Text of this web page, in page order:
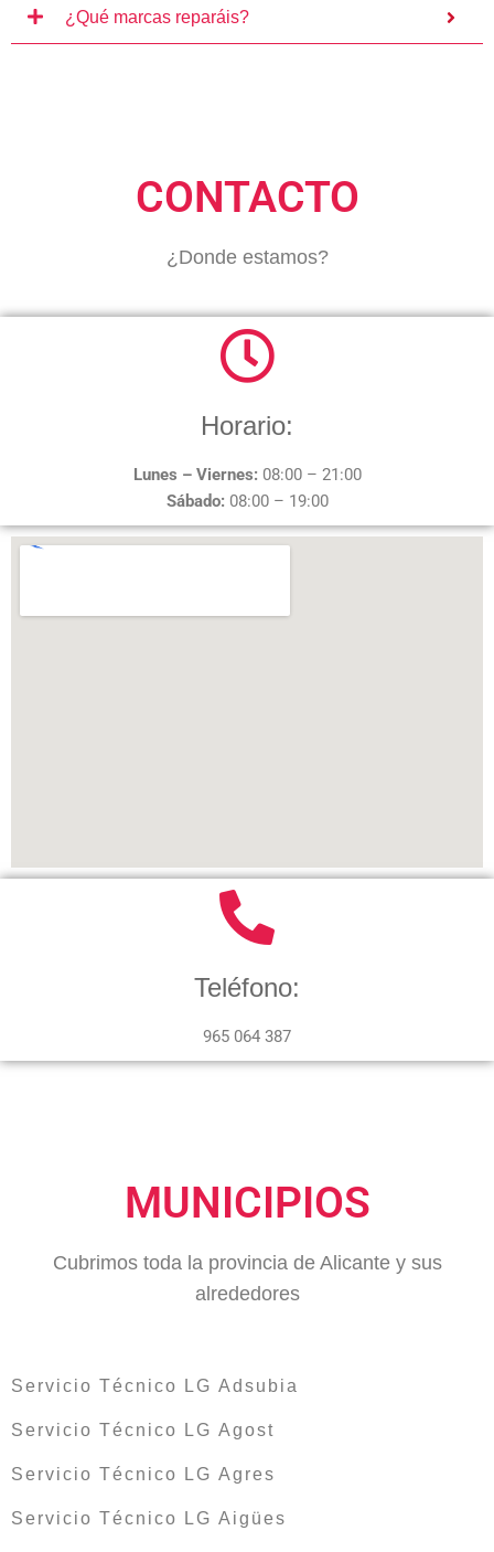
¿Qué marcas reparáis?
CONTACTO
¿Donde estamos?
Horario:
Lunes – Viernes: 08:00 – 21:00
Sábado: 08:00 – 19:00
Teléfono:
965 064 387
MUNICIPIOS
Cubrimos toda la provincia de Alicante y sus
alrededores
Servicio Técnico LG Adsubia
Servicio Técnico LG Agost
Servicio Técnico LG Agres
Servicio Técnico LG Aigües